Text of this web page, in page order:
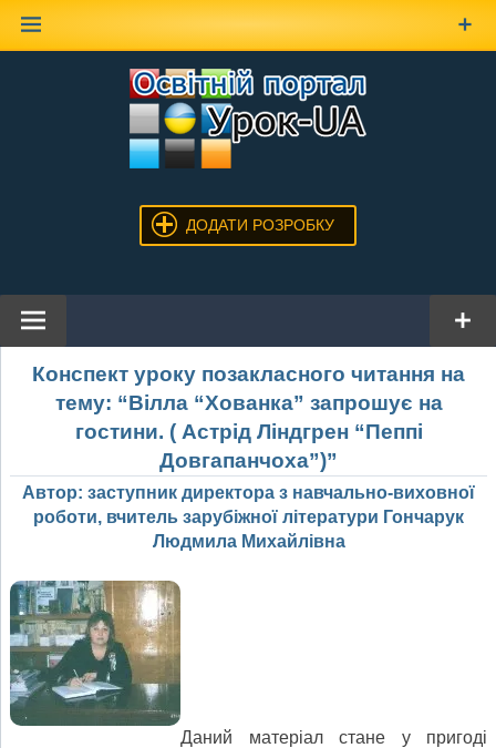
ДОДАТИ РОЗРОБКУ
Конспект уроку позакласного читання на
тему: “Вілла “Хованка” запрошує на
гостини. ( Астрід Ліндгрен “Пеппі
Довгапанчоха”)”
Автор: заступник директора з навчально-виховної
роботи, вчитель зарубіжної літератури Гончарук
Людмила Михайлівна
Даний матеріал стане у пригоді